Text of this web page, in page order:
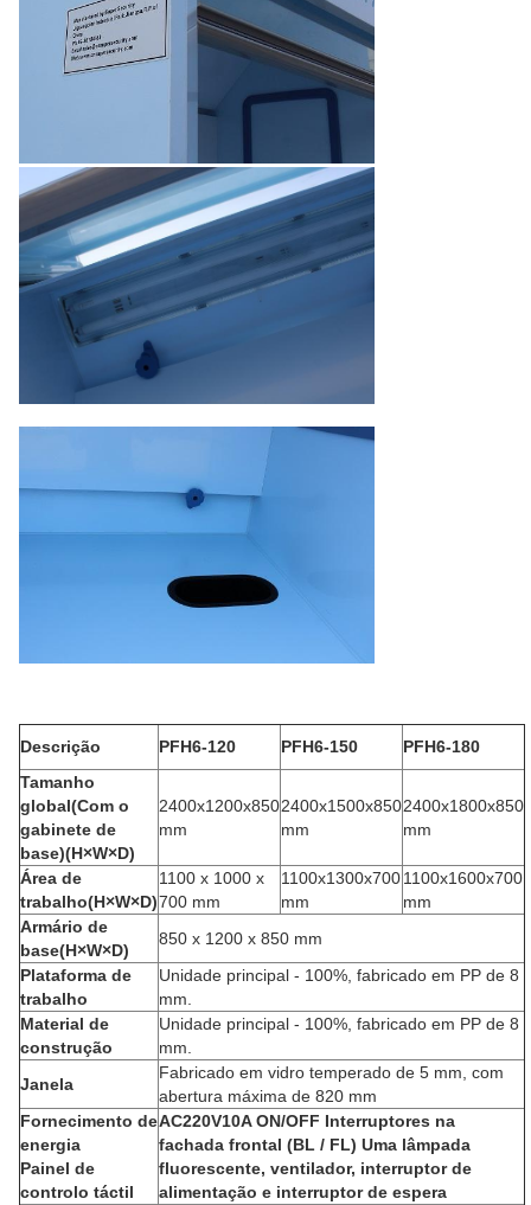
Descrição PFH6-120 PFH6-150
PFH6-180
Tamanho
global(Com o
gabinete de
base)(H×W×D)
2400x1200x850
mm
2400x1500x850
mm
2400x1800x850
mm
Área de
trabalho(H×W×D)
1100 x 1000 x
700 mm
1100x1300x700
mm
1100x1600x700
mm
Armário de
base(H×W×D)
850 x 1200 x 850 mm
Plataforma de
trabalho
Unidade principal - 100%, fabricado em PP de 8
mm.
Material de
construção
Unidade principal - 100%, fabricado em PP de 8
mm.
Janela
Fabricado em vidro temperado de 5 mm, com
abertura máxima de 820 mm
Fornecimento de
energia
Painel de
controlo táctil
AC220V10A ON/OFF Interruptores na
fachada frontal (BL / FL) Uma lâmpada
fluorescente, ventilador, interruptor de
alimentação e interruptor de espera